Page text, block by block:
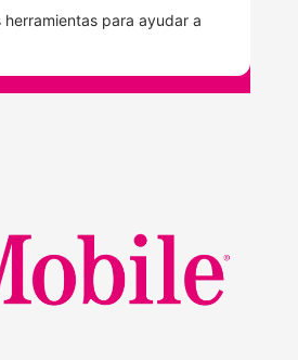
herramientas para ayudar a